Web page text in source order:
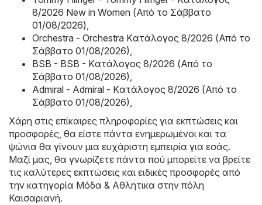
8/2026 New in Women (Από το Σάββατο
01/08/2026),
Orchestra - Orchestra Kατάλογος 8/2026 (Από το
Σάββατο 01/08/2026),
BSB - BSB - Kατάλογος 8/2026 (Από το
Σάββατο 01/08/2026),
Admiral - Admiral - Kατάλογος 8/2026 (Από το
Σάββατο 01/08/2026),
Χάρη στις επίκαιρες πληροφορίες για εκπτώσεις και
προσφορές, θα είστε πάντα ενημερωμένοι και τα
ψώνια θα γίνουν μια ευχάριστη εμπειρία για εσάς.
Μαζί μας, θα γνωρίζετε πάντα πού μπορείτε να βρείτε
τις καλύτερες εκπτώσεις και ειδικές προσφορές από
την κατηγορία Μόδα & Aθλητικα στην πόλη
Καισαριανή.